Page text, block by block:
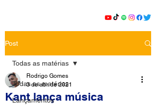
Post
Todas as matérias
Lançamentos
Todas as matérias
Kant lança música
Rodrigo Gomes
3 de abr. de 2021